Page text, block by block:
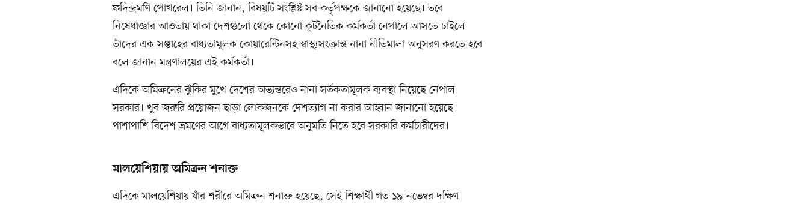
ফদিন্দ্রমণি পোখরেল। তিনি জানান, বিষয়টি সংশ্লিষ্ট সব কর্তৃপক্ষকে জানানো হয়েছে। তবে
নিষেধাজ্ঞার আওতায় থাকা দেশগুলো থেকে কোনো কূটনৈতিক কর্মকর্তা নেপালে আসতে চাইলে
তাঁদের এক সপ্তাহের বাধ্যতামূলক কোয়ারেন্টিনসহ স্বাস্থ্যসংক্রান্ত নানা নীতিমালা অনুসরণ করতে হবে
বলে জানান মন্ত্রণালয়ের এই কর্মকর্তা।
এদিকে অমিক্রনের ঝুঁকির মুখে দেশের অভ্যন্তরেও নানা সর্তকতামূলক ব্যবস্থা নিয়েছে নেপাল
সরকার। খুব জরুরি প্রয়োজন ছাড়া লোকজনকে দেশত্যাগ না করার আহ্বান জানানো হয়েছে।
পাশাপাশি বিদেশ ভ্রমণের আগে বাধ্যতামূলকভাবে অনুমতি নিতে হবে সরকারি কর্মচারীদের।
মালয়েশিয়ায় অমিক্রন শনাক্ত
এদিকে মালয়েশিয়ায় যাঁর শরীরে অমিক্রন শনাক্ত হয়েছে, সেই শিক্ষার্থী গত ১৯ নভেম্বর দক্ষিণ